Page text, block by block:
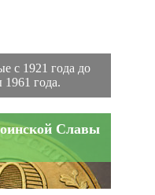
с 1921 года до
года.
Славы